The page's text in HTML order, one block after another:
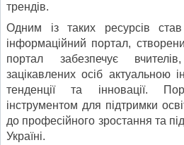
трендів.
Одним із таких ресурсів став
інформаційний портал,
портал забезпечує
зацікавлених осіб актуальною
тенденції та інновації.
інструментом для підтримки
до професійного зростання та
Україні.